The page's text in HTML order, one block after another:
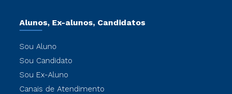
Alunos, Ex-alunos, Candidatos
Sou Aluno
Sou Candidato
Sou Ex-Aluno
Canais de Atendimento